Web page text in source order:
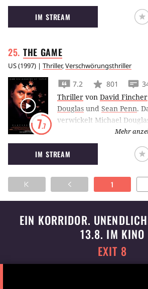
Psychiater Robin Williams
rechten Pfad führen.
IM STREAM
THE GAME
US(1997) | Thriller,Verschwörungsthriller
7.7
7.2 801
Thriller von David Fincher
Douglas und Sean Penn.
verwickelt Michael
verwirrendes Psychospiel,
scheinbar kein Entrinnen
Mehr
IM STREAM
1
EIN KORRIDOR.
13.8. IM KINO
EXIT 8